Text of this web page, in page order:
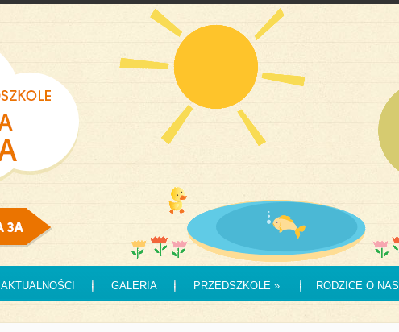
AKTUALNOŚCI GALERIA PRZEDSZKOLE» RODZICE O NAS